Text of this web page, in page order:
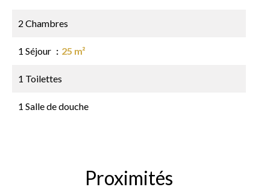
2 Chambres
1 Séjour 25 m²
1 Toilettes
1 Salle de douche
Proximités